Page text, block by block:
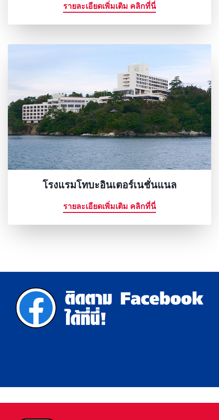
รายละเอียดเพิ่มเติม คลิกที่นี่
โรงแรมโทบะอินเตอร์เนชั่นแนล
รายละเอียดเพิ่มเติม คลิกที่นี่